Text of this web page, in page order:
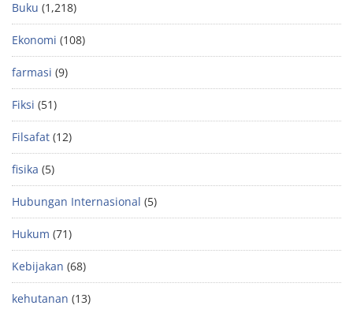
Buku (1,218)
Ekonomi (108)
farmasi (9)
Fiksi (51)
Filsafat (12)
fisika (5)
Hubungan Internasional (5)
Hukum (71)
Kebijakan (68)
kehutanan (13)